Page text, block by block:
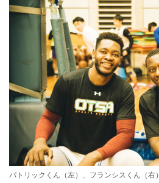
パトリックくん（左）、フランシスくん（右）